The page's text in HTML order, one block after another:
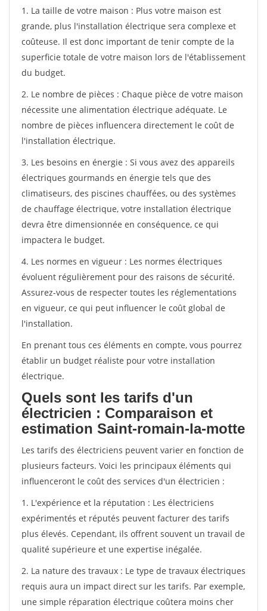
1. La taille de votre maison : Plus votre maison est
grande, plus l'installation électrique sera complexe et
coûteuse. Il est donc important de tenir compte de la
superficie totale de votre maison lors de l'établissement
du budget.
2. Le nombre de pièces : Chaque pièce de votre maison
nécessite une alimentation électrique adéquate. Le
nombre de pièces influencera directement le coût de
l'installation électrique.
3. Les besoins en énergie : Si vous avez des appareils
électriques gourmands en énergie tels que des
climatiseurs, des piscines chauffées, ou des systèmes
de chauffage électrique, votre installation électrique
devra être dimensionnée en conséquence, ce qui
impactera le budget.
4. Les normes en vigueur : Les normes électriques
évoluent régulièrement pour des raisons de sécurité.
Assurez-vous de respecter toutes les réglementations
en vigueur, ce qui peut influencer le coût global de
l'installation.
En prenant tous ces éléments en compte, vous pourrez
établir un budget réaliste pour votre installation
électrique.
Quels sont les tarifs d'un
électricien : Comparaison et
estimation Saint-romain-la-motte
Les tarifs des électriciens peuvent varier en fonction de
plusieurs facteurs. Voici les principaux éléments qui
influenceront le coût des services d'un électricien :
1. L'expérience et la réputation : Les électriciens
expérimentés et réputés peuvent facturer des tarifs
plus élevés. Cependant, ils offrent souvent un travail de
qualité supérieure et une expertise inégalée.
2. La nature des travaux : Le type de travaux électriques
requis aura un impact direct sur les tarifs. Par exemple,
une simple réparation électrique coûtera moins cher